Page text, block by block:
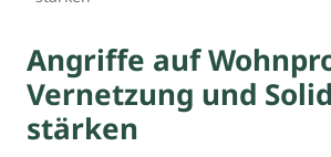
Angriffe auf
Vernetzung und
stärken